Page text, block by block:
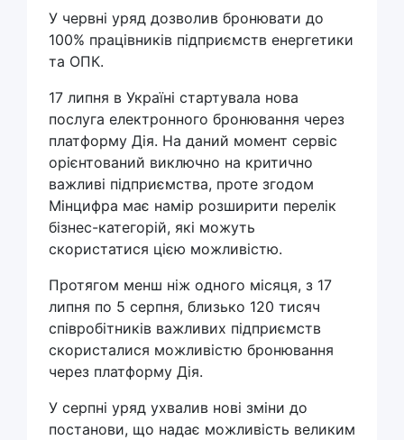
У червні уряд дозволив бронювати до
100% працівників підприємств енергетики
та ОПК.
17 липня в Україні стартувала нова
послуга електронного бронювання через
платформу Дія. На даний момент сервіс
орієнтований виключно на критично
важливі підприємства, проте згодом
Мінцифра має намір розширити перелік
бізнес-категорій, які можуть
скористатися цією можливістю.
Протягом менш ніж одного місяця, з 17
липня по 5 серпня, близько 120 тисяч
співробітників важливих підприємств
скористалися можливістю бронювання
через платформу Дія.
У серпні уряд ухвалив нові зміни до
постанови, що надає можливість великим